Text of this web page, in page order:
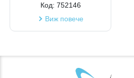
Код: 752146
Виж повече